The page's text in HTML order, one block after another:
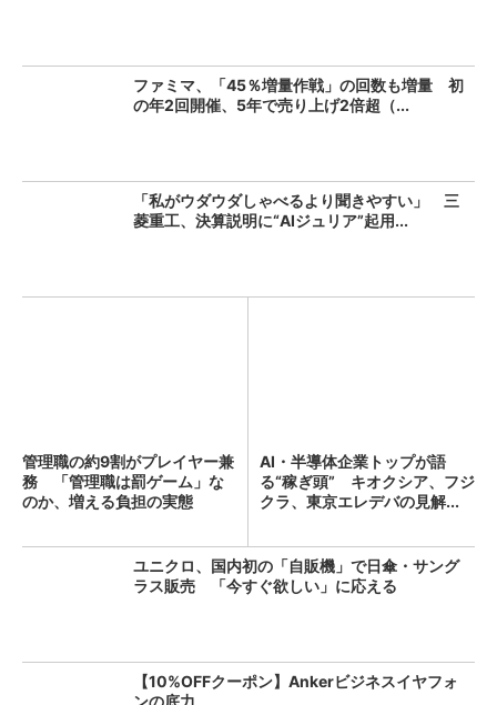
ファミマ、「45％増量作戦」の回数も増量 初
の年2回開催、5年で売り上げ2倍超（...
「私がウダウダしゃべるより聞きやすい」 三
菱重工、決算説明に“AIジュリア”起用...
管理職の約9割がプレイヤー兼
務 「管理職は罰ゲーム」な
のか、増える負担の実態
AI・半導体企業トップが語
る“稼ぎ頭” キオクシア、フジ
クラ、東京エレデバの見解...
ユニクロ、国内初の「自販機」で日傘・サング
ラス販売 「今すぐ欲しい」に応える
【10%OFFクーポン】Ankerビジネスイヤフォ
ンの底力